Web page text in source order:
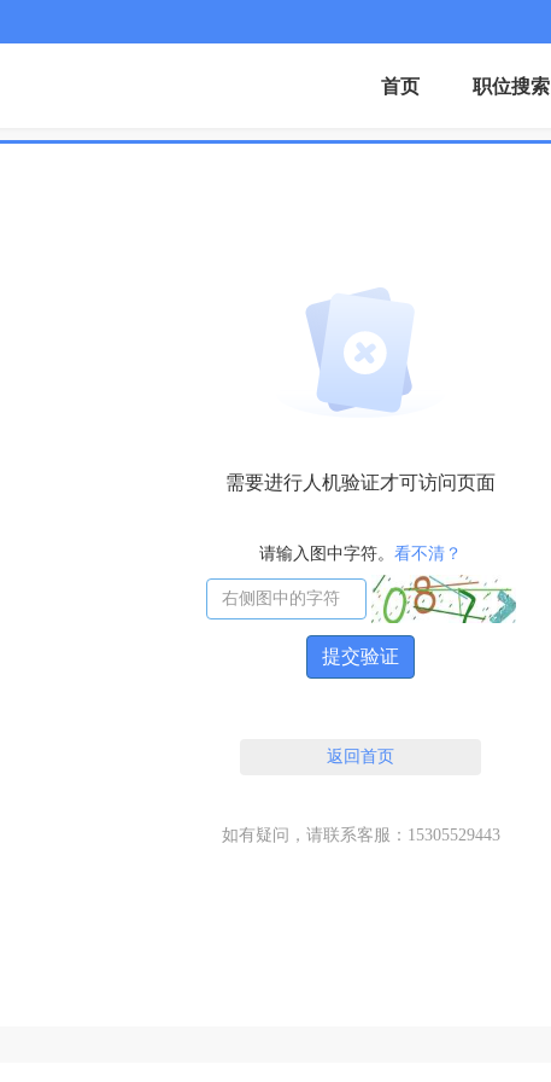
首页 职位搜索
需要进行人机验证才可访问页面
请输入图中字符。 看不清？
提交验证
返回首页
如有疑问，请联系客服：15305529443